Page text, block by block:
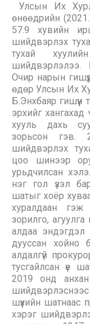
Улсын Их
өнөөдрийн
57.9 хувийн
шийдвэрлэх
тухай
шийдвэрлэлээ.
Очир нарын
өдөр Улсын Их
Б.Энхбаяр гишүүн
эрхийг
хууль дахь
зорьсон гэв.
шийдвэрлэх
цоо шинээр
урьдчилсан
нэг гол үзэл
шатыг хоёр
хуралдаан гэж
зорилго,
алдаа эндэгдэл
дууссан хойно
алдалгүй
тусгайлсан үе
2019 онд анхан
шийдвэрлэснээс
шүүхийн шатнаас
хэрэг